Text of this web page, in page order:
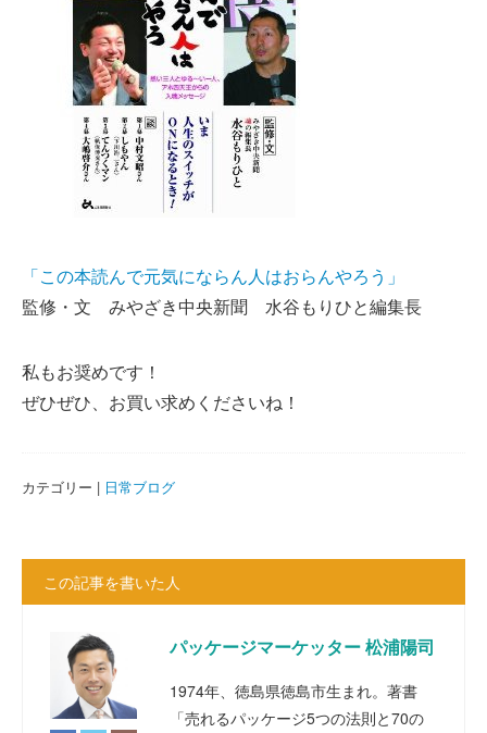
「この本読んで元気にならん人はおらんやろう」
監修・文 みやざき中央新聞 水谷もりひと編集長
私もお奨めです！
ぜひぜひ、お買い求めくださいね！
カテゴリー | 日常ブログ
この記事を書いた人
パッケージマーケッター 松浦陽司
1974年、徳島県徳島市生まれ。著書
「売れるパッケージ5つの法則と70の